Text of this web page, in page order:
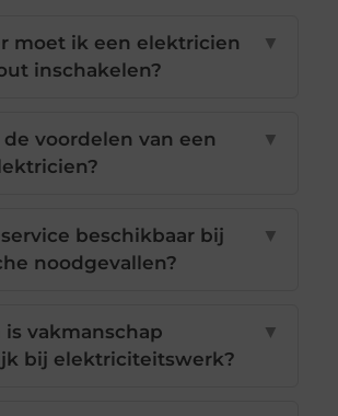
moet ik een elektricien
inschakelen?
▼
de voordelen van een
▼
beschikbaar bij
noodgevallen?
▼
is vakmanschap
bij elektriciteitswerk?
▼